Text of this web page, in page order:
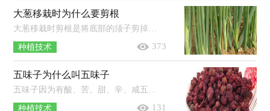
大葱移栽时为什么要剪根
种植技术 373
五味子为什么叫五味子
种植技术 131